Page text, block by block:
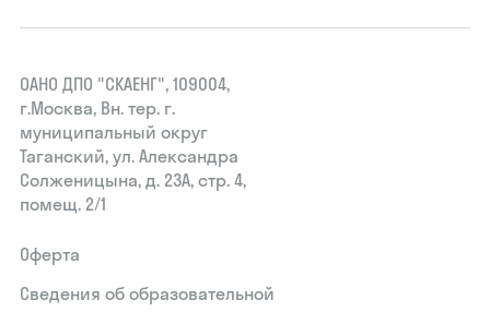
ОАНО ДПО "СКАЕНГ", 109004,
г.Москва, Вн. тер. г.
муниципальный округ
Таганский, ул. Александра
Солженицына, д. 23А, стр. 4,
помещ. 2/1
Оферта
Сведения об образовательной